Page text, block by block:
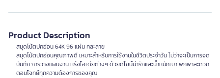
Product Description
สมุดโน้ตปกอ่อน 64K 96 แผ่น คละลาย
สมุดโน้ตปกอ่อนคุณภาพดี เหมาะสำหรับการใช้งานในชีวิตประจำวัน ไม่ว่าจะเป็นการจด
บันทึก การวางแผนงาน หรือไอเดียต่างๆ ด้วยดีไซน์น่ารักและน้ำหนักเบา พกพาสะดวก
ตอบโจทย์ทุกความต้องการของคุณ